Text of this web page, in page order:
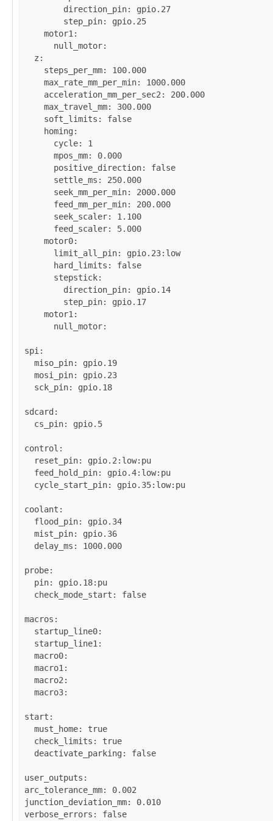
direction_pin: gpio.27
step_pin: gpio.25
motor1 :
null_motor:
z :
steps_per_mm: 100.000
max_rate_mm_per_min: 1000.000
acceleration_mm_per_sec2 : 200.000
max_travel_mm: 300.000
soft_limits : false
homing :
cycle: 1
mpos_mm: 0.000
positive_direction: false
settle_ms : 250.000
seek_mm_per_min: 2000.000
feed_mm_per_min: 200.000
seek_scaler: 1.100
feed_scaler: 5.000
motor0:
limit_all_pin: gpio.23:low
hard_limits : false
stepstick:
direction_pin: gpio.14
step_pin: gpio.17
motor1 :
null_motor:
spi :
miso_pin: gpio.19
mosi_pin: gpio.23
sck_pin: gpio.18
sdcard :
cs_pin: gpio.5
control :
reset_pin: gpio.2:low:pu
feed_hold_pin: gpio.4:low:pu
cycle_start_pin: gpio.35:low:pu
coolant :
flood_pin: gpio.34
mist_pin: gpio.36
delay_ms : 1000.000
probe:
pin: gpio.18:pu
check_mode_start : false
macros :
startup_line0:
startup_line1 :
macro0:
macro1 :
macro2 :
macro3:
start :
must_home: true
check_limits : true
deactivate_parking : false
user_outputs
arc_tolerance_mm: 0.002
junction_deviation_mm: 0.010
verbose_errors : false